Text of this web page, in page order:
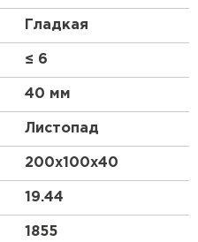
создавать необычные и
разнообразию
и создавать
этой
мм, высота 40 мм.
плитку от Интернет-
в нашем интернет-
за 1 кв.м.
Гладкая
≤ 6
40 мм
Листопад
200х100х40
19.44
1855